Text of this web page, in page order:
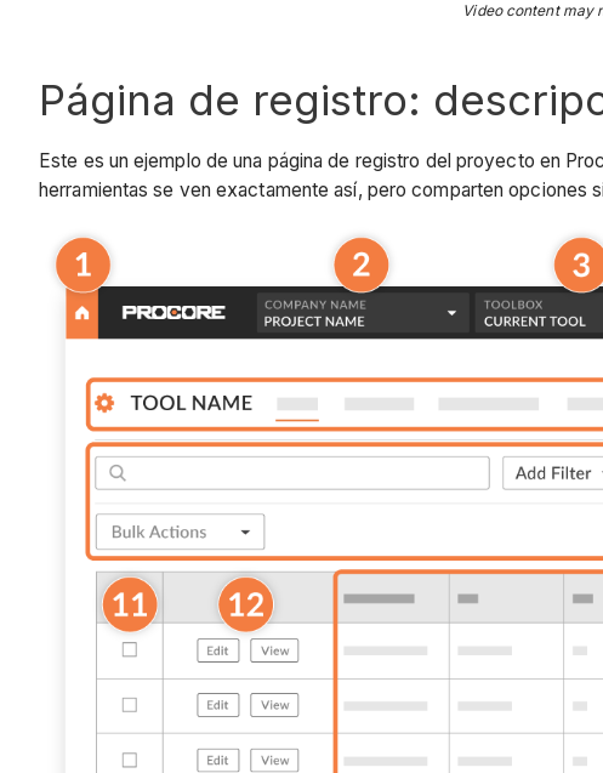
Video content may
Página de registro:
Este es un ejemplo de una página de registro del proyecto en
herramientas se ven exactamente así, pero comparten opciones